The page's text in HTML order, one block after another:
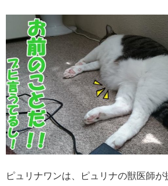
ピュリナワンは、ピュリナの獣医師